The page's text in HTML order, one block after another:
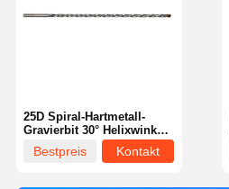
25D Spiral-Hartmetall-
Gravierbit 30° Helixwinkel
Industrieausführung mit
gerader Nut
Bestpreis Kontakt